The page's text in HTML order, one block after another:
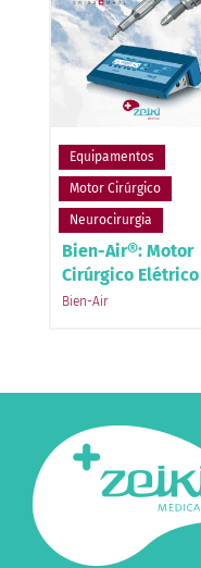
Equipamentos
Motor Cirúrgico
Neurocirurgia
Bien-Air®: Motor
Cirúrgico Elétrico
Bien-Air